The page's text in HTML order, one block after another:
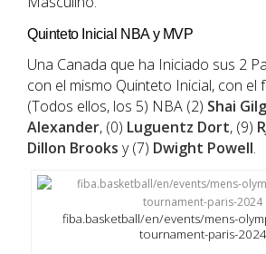
Quinteto Inicial NBA y MVP
Una Canada que ha Iniciado sus 2
con el mismo Quinteto Inicial, con el
(Todos ellos, los 5) NBA (2) Shai
Alexander, (0) Luguentz Dort, (9)
Dillon Brooks y (7) Dwight Powell.
fiba.basketball/en/events/mens-
tournament-paris-2024